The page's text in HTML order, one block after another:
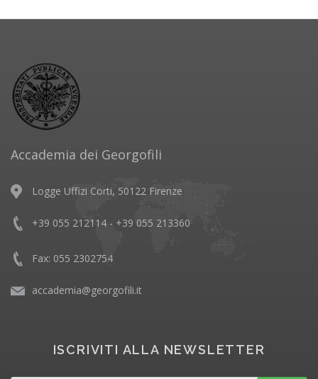
Accademia dei Georgofili
Logge Uffizi Corti, 50122 Firenze
+39 055 212114 - +39 055 213360
Fax: 055 2302754
accademia@georgofili.it
ISCRIVITI ALLA NEWSLETTER